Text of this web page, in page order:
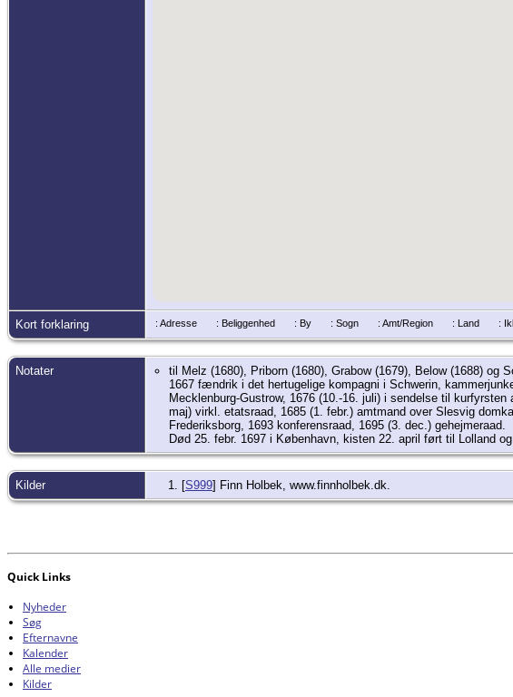
Kort forklaring : Adresse : Beliggenhed : By : Sogn : Amt/Region : Land :
Notater
til Melz (1680), Priborn (1680), Grabow (1679), Below (1688) og
1667 fændrik i det hertugelige kompagni i Schwerin,
Mecklenburg-Gustrow, 1676 (10.-16. juli) i sendelse til
maj) virkl. etatsraad, 1685 (1. febr.) amtmand over Slesvig
Frederiksborg, 1693 konferensraad, 1695 (3. dec.) gehejmeraad.
Død 25. febr. 1697 i København, kisten 22. april ført til Lolland
Kilder [S999] Finn Holbek, www.finnholbek.dk.
Quick Links
Nyheder
Søg
Efternavne
Kalender
Alle medier
Kilder